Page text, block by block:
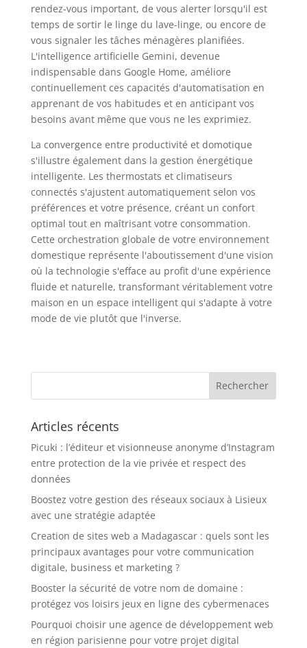
rendez-vous important, de vous alerter lorsqu'il est
temps de sortir le linge du lave-linge, ou encore de
vous signaler les tâches ménagères planifiées.
L'intelligence artificielle Gemini, devenue
indispensable dans Google Home, améliore
continuellement ces capacités d'automatisation en
apprenant de vos habitudes et en anticipant vos
besoins avant même que vous ne les exprimiez.
La convergence entre productivité et domotique
s'illustre également dans la gestion énergétique
intelligente. Les thermostats et climatiseurs
connectés s'ajustent automatiquement selon vos
préférences et votre présence, créant un confort
optimal tout en maîtrisant votre consommation.
Cette orchestration globale de votre environnement
domestique représente l'aboutissement d'une vision
où la technologie s'efface au profit d'une expérience
fluide et naturelle, transformant véritablement votre
maison en un espace intelligent qui s'adapte à votre
mode de vie plutôt que l'inverse.
Articles récents
Picuki : l’éditeur et visionneuse anonyme d’Instagram
entre protection de la vie privée et respect des
données
Boostez votre gestion des réseaux sociaux à Lisieux
avec une stratégie adaptée
Creation de sites web a Madagascar : quels sont les
principaux avantages pour votre communication
digitale, business et marketing ?
Booster la sécurité de votre nom de domaine :
protégez vos loisirs jeux en ligne des cybermenaces
Pourquoi choisir une agence de développement web
en région parisienne pour votre projet digital